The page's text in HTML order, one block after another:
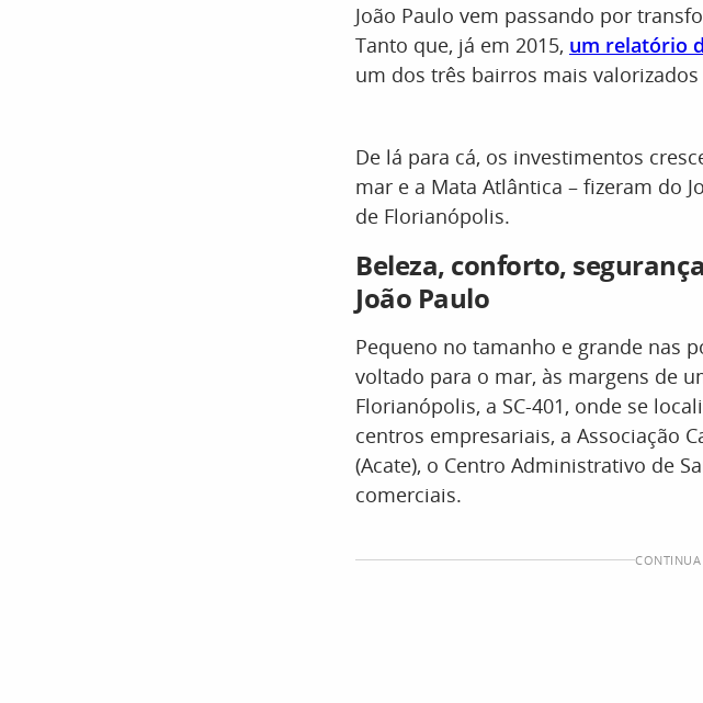
João Paulo vem passando por
Tanto que, já em 2015, um relatório
um dos três bairros mais
De lá para cá, os investimentos
mar e a Mata Atlântica – fizeram do
de Florianópolis.
Beleza, conforto,
João Paulo
Pequeno no tamanho e grande nas
voltado para o mar, às margens de
Florianópolis, a SC-401, onde se
centros empresariais, a Associação
(Acate), o Centro Administrativo de
comerciais.